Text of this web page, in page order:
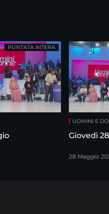
PUNTATA INTERA
UOMINI E
Giovedì
28 Maggio